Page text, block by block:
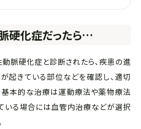
硬化症だったら…
脈硬化症と診断されたら、疾患の進
起きている部位などを確認し、適切
基本的な治療は運動療法や薬物療法
いる場合には血管内治療などが選択